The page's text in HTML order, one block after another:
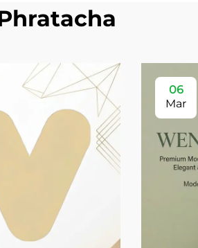
06
Mar